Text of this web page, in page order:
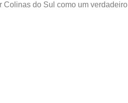
Colinas do Sul como um verdadeiro